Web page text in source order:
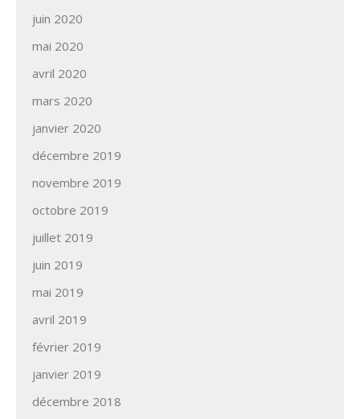
juin 2020
mai 2020
avril 2020
mars 2020
janvier 2020
décembre 2019
novembre 2019
octobre 2019
juillet 2019
juin 2019
mai 2019
avril 2019
février 2019
janvier 2019
décembre 2018